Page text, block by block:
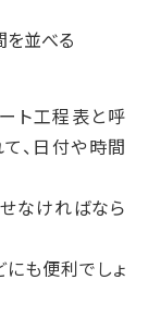
ト工程表と呼
、日付や時間
なければなら
も便利でしょ